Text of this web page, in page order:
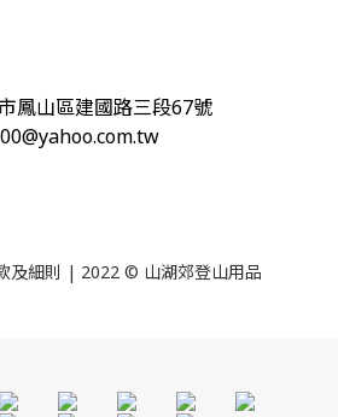
鳳山區建國路三段67號
及細則 | 2022 © 山湖郊登山用品